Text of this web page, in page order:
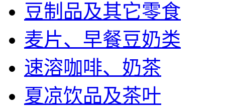
豆制品及其它零食
麦片、早餐豆奶类
速溶咖啡、奶茶
夏凉饮品及茶叶